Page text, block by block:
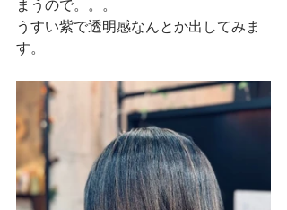
まうので。。。
うすい紫で透明感なんとか出してみま
す。